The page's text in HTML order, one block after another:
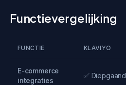
Functievergelijking
FUNCTIE KLAVIYO
E-commerce
integraties
✅ Diepgaand